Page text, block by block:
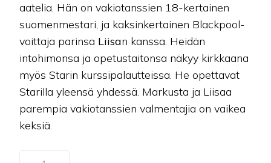
aatelia. Hän on vakiotanssien 18-kertainen
suomenmestari, ja kaksinkertainen Blackpool-
voittaja parinsa Liisan kanssa. Heidän
intohimonsa ja opetustaitonsa näkyy kirkkaana
myös Starin kurssipalautteissa. He opettavat
Starilla yleensä yhdessä. Markusta ja Liisaa
parempia vakiotanssien valmentajia on vaikea
keksiä.